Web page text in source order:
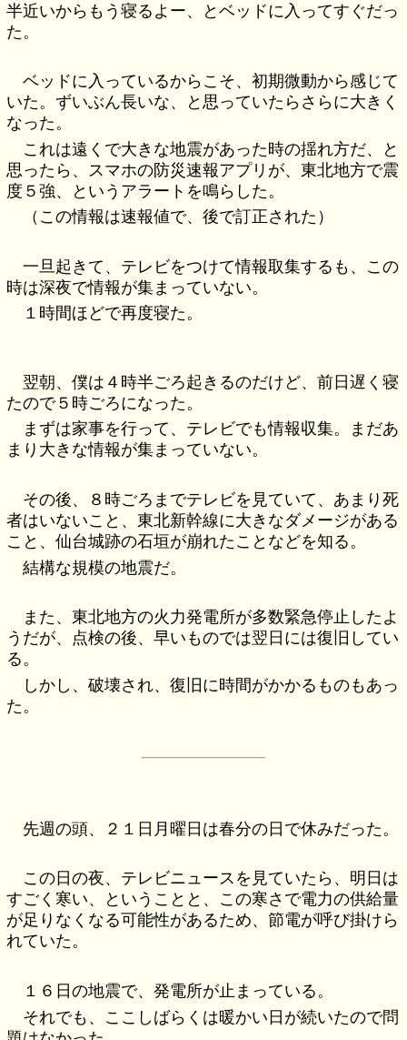
半近いからもう寝るよー、とベッドに入ってすぐだっ
た。
ベッドに入っているからこそ、初期微動から感じて
いた。ずいぶん長いな、と思っていたらさらに大きく
なった。
これは遠くで大きな地震があった時の揺れ方だ、と
思ったら、スマホの防災速報アプリが、東北地方で震
度５強、というアラートを鳴らした。
（この情報は速報値で、後で訂正された）
一旦起きて、テレビをつけて情報取集するも、この
時は深夜で情報が集まっていない。
１時間ほどで再度寝た。
翌朝、僕は４時半ごろ起きるのだけど、前日遅く寝
たので５時ごろになった。
まずは家事を行って、テレビでも情報収集。まだあ
まり大きな情報が集まっていない。
その後、８時ごろまでテレビを見ていて、あまり死
者はいないこと、東北新幹線に大きなダメージがある
こと、仙台城跡の石垣が崩れたことなどを知る。
結構な規模の地震だ。
また、東北地方の火力発電所が多数緊急停止したよ
うだが、点検の後、早いものでは翌日には復旧してい
る。
しかし、破壊され、復旧に時間がかかるものもあっ
た。
先週の頭、２１日月曜日は春分の日で休みだった。
この日の夜、テレビニュースを見ていたら、明日は
すごく寒い、ということと、この寒さで電力の供給量
が足りなくなる可能性があるため、節電が呼び掛けら
れていた。
１６日の地震で、発電所が止まっている。
それでも、ここしばらくは暖かい日が続いたので問